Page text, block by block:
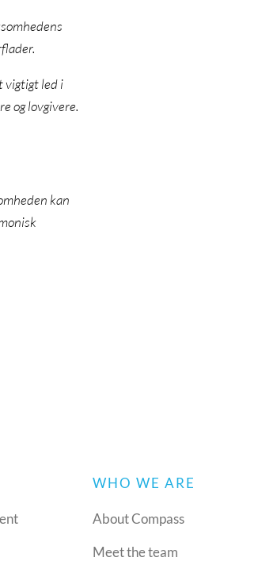
vigtigt led i
og lovgivere.
kan
WHO WE ARE
About Compass
Meet the team